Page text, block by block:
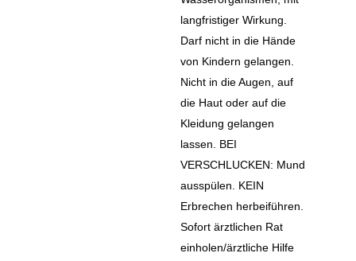
langfristiger Wirkung.
Darf nicht in die Hände
von Kindern gelangen.
Nicht in die Augen, auf
die Haut oder auf die
Kleidung gelangen
lassen. BEI
VERSCHLUCKEN: Mund
ausspülen. KEIN
Erbrechen herbeiführen.
Sofort ärztlichen Rat
einholen/ärztliche Hilfe